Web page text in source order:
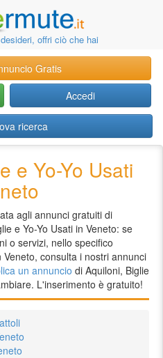
offri ciò che hai
Gratis
Accedi
ricerca
e Yo-Yo Usati
agli annunci gratuiti di
e Yo-Yo Usati in Veneto: se
o servizi, nello specifico
Veneto, consulta i nostri annunci
un annuncio di Aquiloni, Biglie
L'inserimento è gratuito!